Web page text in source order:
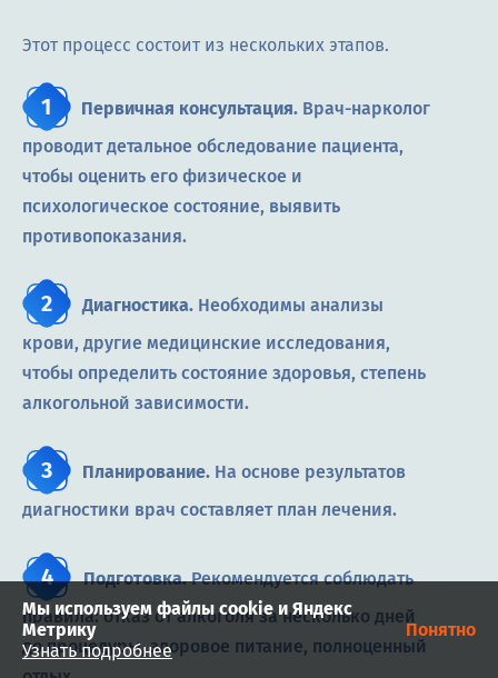
Этот процесс состоит из нескольких этапов.
Первичная консультация. Врач-нарколог
проводит детальное обследование пациента,
чтобы оценить его физическое и
психологическое состояние, выявить
противопоказания.
Диагностика. Необходимы анализы
крови, другие медицинские исследования,
чтобы определить состояние здоровья, степень
алкогольной зависимости.
Планирование. На основе результатов
диагностики врач составляет план лечения.
Подготовка.Рекомендуется соблюдать
правила: отказ от алкоголя за несколько дней
до процедуры, здоровое питание, полноценный
Мы используем файлы cookie и Яндекс
Метрику
Узнать подробнее
Понятно